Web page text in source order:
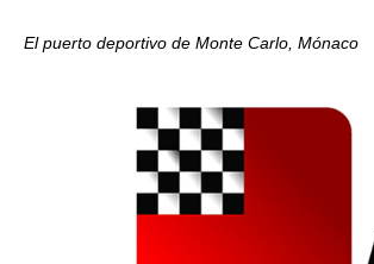
El puerto deportivo de Monte Carlo, Mónaco